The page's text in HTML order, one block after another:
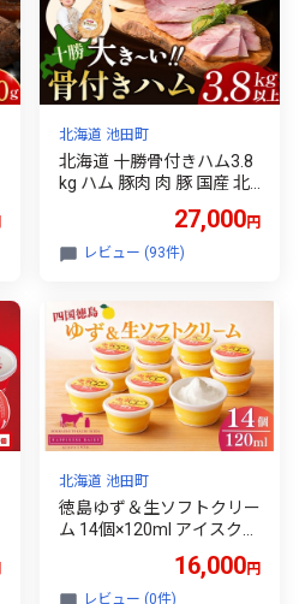
北海道 池田町
北海道 十勝骨付きハム3.8
kg ハム 豚肉 肉 豚 国産 北
気 おすすめ 冷蔵 十勝 池田
町 パーティー ギフト 贈答
27,000円
レビュー (93件)
北海道 池田町
徳島ゆず＆生ソフトクリー
ム 14個×120ml アイスクリ
町 ジェラート ギフト ソフ
トクリーム 国産 詰め合わ
16,000円
レビュー (0件)